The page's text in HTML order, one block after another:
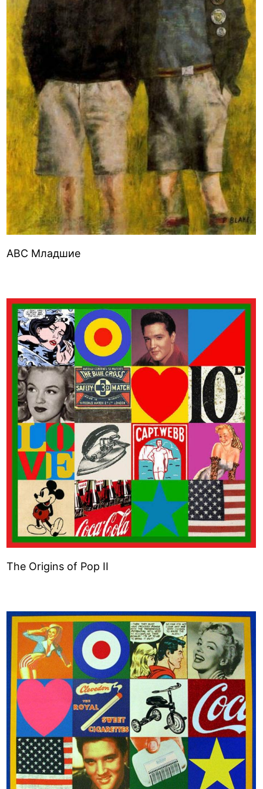
ABC Младшие
The Origins of Pop II